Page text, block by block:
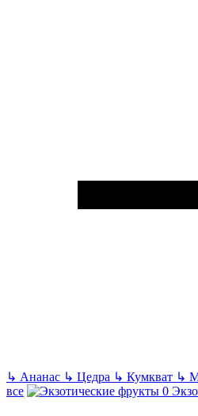
↳ Ананас ↳ Цедра ↳ Кумкват ↳
все